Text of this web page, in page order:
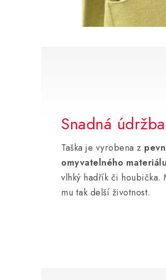
Snadná údržba
Taška je vyrobena z
omyvatelného materiálu
vlhký hadřík či
mu tak delší životnost.